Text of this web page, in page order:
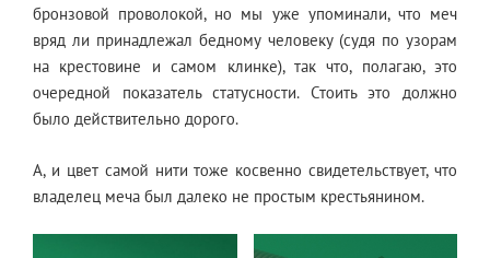
бронзовой проволокой, но мы уже упоминали, что меч
вряд ли принадлежал бедному человеку (судя по узорам
на крестовине и самом клинке), так что, полагаю, это
очередной показатель статусности. Стоить это должно
было действительно дорого.
А, и цвет самой нити тоже косвенно свидетельствует, что
владелец меча был далеко не простым крестьянином.